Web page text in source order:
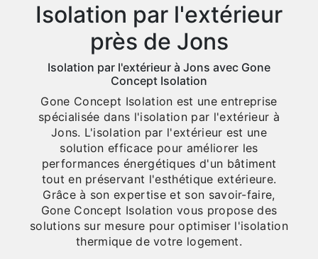
Isolation par l'extérieur
près de Jons
Isolation par l'extérieur à Jons avec Gone
Concept Isolation
Gone Concept Isolation est une entreprise
spécialisée dans l'isolation par l'extérieur à
Jons. L'isolation par l'extérieur est une
solution efficace pour améliorer les
performances énergétiques d'un bâtiment
tout en préservant l'esthétique extérieure.
Grâce à son expertise et son savoir-faire,
Gone Concept Isolation vous propose des
solutions sur mesure pour optimiser l'isolation
thermique de votre logement.